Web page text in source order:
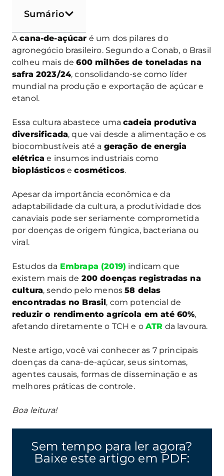
Sumário
Acana-de-açúcar é um dos pilares do
agronegócio brasileiro. Segundo a Conab, o Brasil
colheu mais de600 milhões de toneladas na
safra 2023/24, consolidando-se como líder
mundial na produção e exportação de açúcar e
etanol.
Essa cultura abastece umacadeia produtiva
diversificada, que vai desde a alimentação e os
biocombustíveis até a geração de energia
elétrica e insumos industriais como
bioplásticosecosméticos.
Apesar da importância econômica e da
adaptabilidade da cultura, a produtividade dos
canaviais pode ser seriamente comprometida
por doenças de origem fúngica, bacteriana ou
viral.
Estudos da Embrapa (2019) indicam que
existem mais de 200 doenças registradas na
cultura, sendo pelo menos58 delas
encontradas no Brasil, com potencial de
reduzir o rendimento agrícola em até 60%,
afetando diretamente o TCH e o ATR da lavoura.
Neste artigo, você vai conhecer as 7 principais
doenças da cana-de-açúcar, seus sintomas,
agentes causais, formas de disseminação e as
melhores práticas de controle.
Boa leitura!
Sem tempo para ler agora?
Baixe este artigo em PDF: